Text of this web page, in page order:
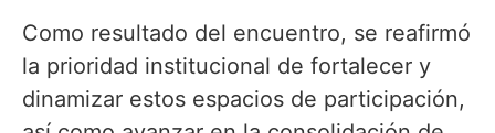
Como resultado del encuentro, se reafirmó
la prioridad institucional de fortalecer y
dinamizar estos espacios de participación,